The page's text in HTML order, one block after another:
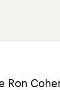
Ron